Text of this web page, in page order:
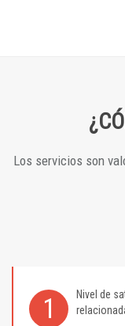
Los servicios son
1 Nivel de